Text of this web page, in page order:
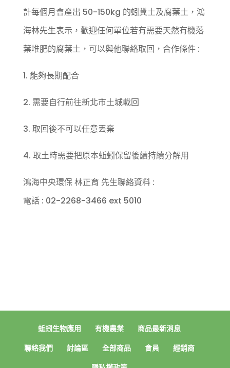
計每個月會產出 50-150kg 的蚓糞土及腐葉土，鴻
海林先生表示，歡迎任何單位若有需要天然有機落
葉堆肥的腐葉土，可以與他聯絡取回，合作條件 :
1. 能夠長期配合
2. 需要自行前往新北市土城載回
3. 取回後不可以任意丟棄
4. 取土時需要把原本蚯蚓保留後續持續分解用
鴻海中央環保 林正育 先生聯絡資料 :
電話 : 02-2268-3466 ext 5010
蚯蚓生物應用 有機農業
商品最新消息
聯絡我們
討論區 全部商品 會員
經銷商